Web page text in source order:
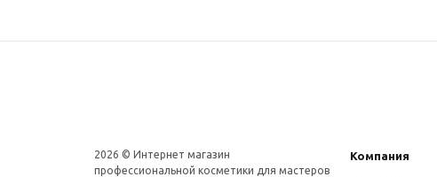
2026 © Интернет магазин
профеcсиональной косметики для мастеров
Компания